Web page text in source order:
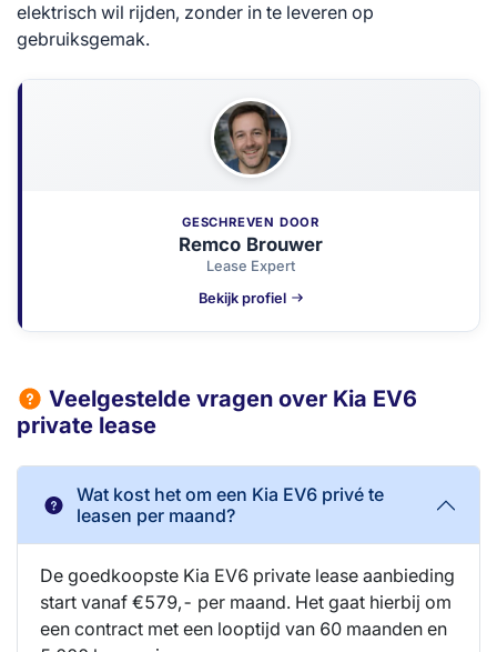
elektrisch wil rijden, zonder in te leveren op
gebruiksgemak.
GESCHREVEN DOOR
Remco Brouwer
Lease Expert
Bekijk profiel
Veelgestelde vragen over Kia EV6
private lease
Wat kost het om een Kia EV6 privé te
leasen per maand?
De goedkoopste Kia EV6 private lease aanbieding
start vanaf €579,- per maand. Het gaat hierbij om
een contract met een looptijd van 60 maanden en